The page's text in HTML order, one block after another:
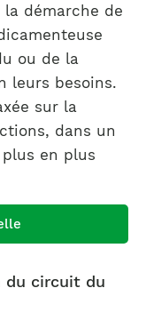
démarche de
ou de la
leurs besoins.
sur la
dans un
en plus
du circuit du